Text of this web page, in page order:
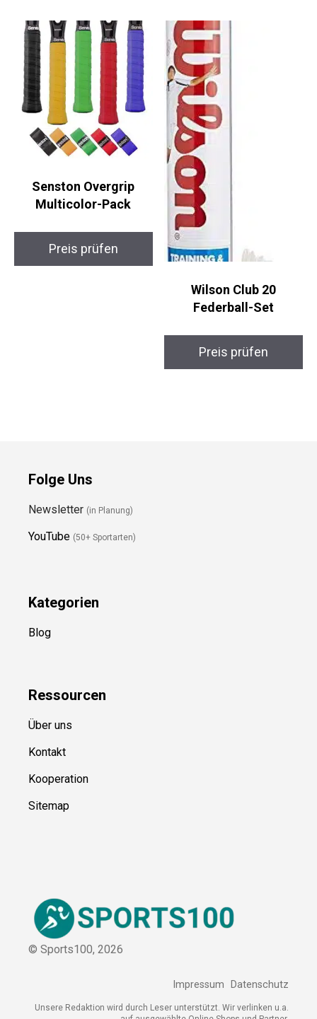
Senston Overgrip
Multicolor-Pack
Preis prüfen
Wilson Club 20
Federball-Set
Preis prüfen
Folge Uns
Newsletter (in Planung)
YouTube (50+ Sportarten)
Kategorien
Blog
Ressourcen
Über uns
Kontakt
Kooperation
Sitemap
© Sports100, 2026
Impressum Datenschutz
Unsere Redaktion wird durch Leser unterstützt. Wir verlinken u.a.